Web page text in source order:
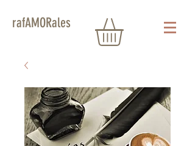
rafAMORales